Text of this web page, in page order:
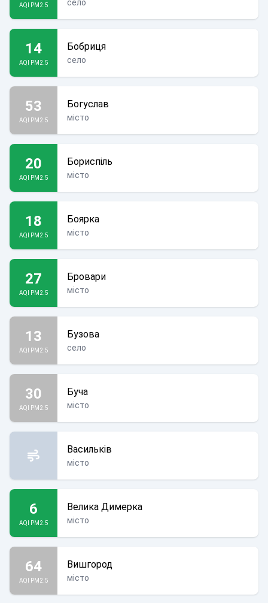
AQI PM2.5 село
14
AQI PM2.5
Бобриця
село
53
AQI PM2.5
Богуслав
місто
20
AQI PM2.5
Бориспіль
місто
18
AQI PM2.5
Боярка
місто
27
AQI PM2.5
Бровари
місто
13
AQI PM2.5
Бузова
село
30
AQI PM2.5
Буча
місто
Васильків
місто
6
AQI PM2.5
Велика Димерка
місто
64
AQI PM2.5
Вишгород
місто